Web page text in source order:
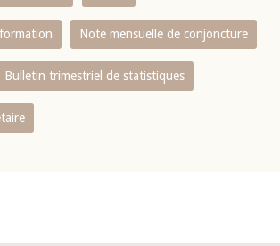
Note mensuelle de conjoncture
Bulletin trimestriel de statistiques